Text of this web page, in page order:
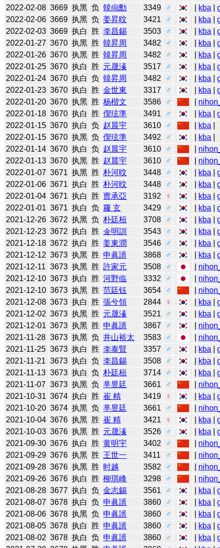
2022-02-08 3669 执黑 负 韓尙勳 3349 ♂ kba |
2022-02-06 3669 执黑 负 姜昇旼 3421 ♂ kba |
2022-02-03 3669 执白 胜 李昌錫 3503 ♂ kba |
2022-01-27 3670 执黑 胜 韓昇周 3482 ♂ kba |
2022-01-26 3670 执黑 胜 韓昇周 3482 ♂ kba |
2022-01-25 3670 执白 胜 元晟溱 3517 ♂ kba |
2022-01-24 3670 执白 负 韓昇周 3482 ♂ kba |
2022-01-23 3670 执白 胜 金世東 3317 ♂ kba |
2022-01-20 3670 执黑 胜 杨楷文 3586 ♂
2022-01-18 3670 执白 胜 偰玹準 3491 ♂ kba |
2022-01-15 3670 执白 负 赵晨宇 3610 ♂ kba
2022-01-15 3670 执黑 负 偰玹準 3492 ♂ kba
2022-01-14 3670 执白 负 赵晨宇 3610 ♂
2022-01-13 3670 执黑 胜 赵晨宇 3610 ♂
2022-01-07 3671 执黑 胜 朴河旼 3448 ♂ kba |
2022-01-06 3671 执白 胜 朴河旼 3448 ♂ kba |
2022-01-04 3671 执白 胜 曺承亞 3192 ♀ kba |
2022-01-01 3671 执白 负 羅 玄 3429 ♂ kba |
2021-12-26 3672 执黑 负 朴廷桓 3708 ♂ kba |
2021-12-23 3672 执白 胜 金明訓 3543 ♂ kba |
2021-12-18 3672 执白 胜 姜東潤 3546 ♂ kba |
2021-12-12 3673 执黑 胜 申眞諝 3868 ♂ kba |
2021-12-11 3673 执黑 胜 許家元 3508 ♂
2021-12-10 3673 执白 胜 河野临 3332 ♂
2021-12-10 3673 执黑 胜 范廷钰 3654 ♂
2021-12-08 3673 执白 胜 張兮領 2844 ♀ kba |
2021-12-02 3673 执黑 胜 元晟溱 3521 ♂ kba |
2021-12-01 3673 执黑 胜 申眞諝 3867 ♂
2021-11-28 3673 执黑 负 井山裕太 3583 ♂
2021-11-25 3673 执白 胜 李泰賢 3357 ♂ kba |
2021-11-21 3673 执白 负 李昌錫 3508 ♂ kba |
2021-11-13 3673 执白 负 朴廷桓 3714 ♂ kba |
2021-11-07 3673 执黑 负 芈昱廷 3661 ♂
2021-10-31 3674 执白 胜 崔 精 3419 ♀ kba |
2021-10-20 3674 执黑 负 芈昱廷 3661 ♂
2021-10-04 3676 执黑 胜 崔 精 3421 ♀ kba |
2021-10-03 3676 执黑 胜 元晟溱 3526 ♂ kba |
2021-09-30 3676 执白 胜 黄明宇 3402 ♂
2021-09-29 3676 执黑 胜 王世一 3411 ♂
2021-09-28 3676 执黑 胜 时越 3582 ♂
2021-09-26 3676 执白 胜 柳琪峰 3298 ♂
2021-08-28 3677 执白 负 金志錫 3561 ♂ kba |
2021-08-07 3678 执白 负 申眞諝 3860 ♂ kba |
2021-08-06 3678 执黑 负 申眞諝 3860 ♂ kba |
2021-08-05 3678 执白 胜 申眞諝 3860 ♂ kba |
2021-08-02 3678 执白 负 申眞諝 3860 ♂ kba |